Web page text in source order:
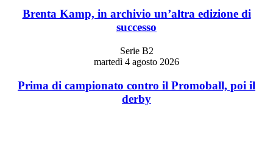
Brenta Kamp, in archivio un’altra edizione di
successo
Serie B2
martedì 4 agosto 2026
Prima di campionato contro il Promoball, poi il
derby